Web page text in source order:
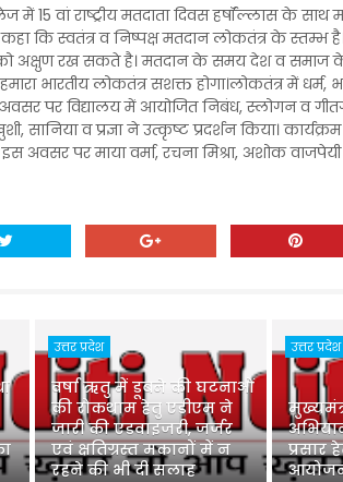
15 वां राष्ट्रीय मतदाता दिवस हर्षॉल्लास के साथ
कहा कि स्वतंत्र व निष्पक्ष मतदान लोकतंत्र के स्तम्भ
अक्षुण रख सकते है। मतदान के समय देश व समाज
भारतीय लोकतंत्र सशक्त होगा।लोकतंत्र में धर्म,
पर विद्यालय में आयोजित निबंध, स्लोगन व
सानिया व प्रज्ञा ने उत्कृष्ट प्रदर्शन किया।
अवसर पर माया वर्मा, रचना मिश्रा, अशोक
उत्तर प्रदेश
वर्षा ऋतु में डूबने की घटनाओं
की रोकथाम हेतु एडीएम ने
जारी की एडवाइजरी, जर्जर
एवं क्षतिग्रस्त मकानों में न
रहने की भी दी सलाह
उत्तर प्रदेश
प्रसार